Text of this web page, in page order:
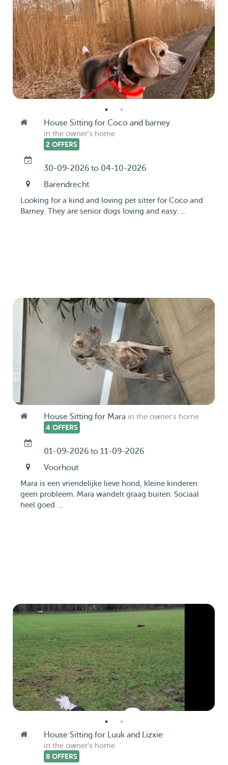
House Sitting for Coco and barney
in the owner's home
2 OFFERS
30-09-2026 to 04-10-2026
Barendrecht
Looking for a kind and loving pet sitter for Coco and
Barney. They are senior dogs loving and easy. ...
House Sitting for Mara in the owner's home
4 OFFERS
01-09-2026 to 11-09-2026
Voorhout
Mara is een vriendelijke lieve hond, kleine kinderen
geen probleem. Mara wandelt graag buiten. Sociaal
heel goed. ...
House Sitting for Luuk and Lizxie
in the owner's home
8 OFFERS